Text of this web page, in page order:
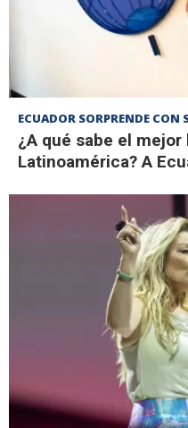
ECUADOR SORPRENDE CON
¿A qué sabe el
Latinoamérica? A